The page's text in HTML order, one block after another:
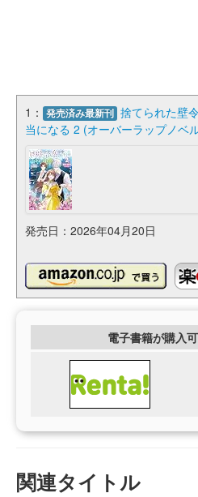
1： 発売済み最新刊 捨てられた壁
当になる 2 (オーバーラップノベ
発売日：2026年04月20日
電子書籍が購入
関連タイトル